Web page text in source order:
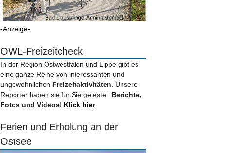
-Anzeige-
OWL-Freizeitcheck
In der Region Ostwestfalen und Lippe gibt es
eine ganze Reihe von interessanten und
ungewöhnlichen Freizeitaktivitäten. Unsere
Reporter haben sie für Sie getestet. Berichte,
Fotos und Videos! Klick hier
Ferien und Erholung an der
Ostsee